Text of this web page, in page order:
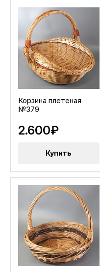
Корзина плетеная
№379
2.600₽
Купить